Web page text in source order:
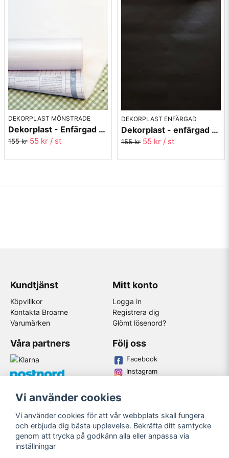
DEKORPLAST MÖNSTRADE
Dekorplast - Enfärgad vit blank yta - 45x200cm
155 kr 55 kr / st
DEKORPLAST ENFÄRGAD
Dekorplast - enfärgad svart matt yta 45 x 200 cm
155 kr 55 kr / st
Kundtjänst
Köpvillkor
Kontakta Broarne
Varumärken
Mitt konto
Logga in
Registrera dig
Glömt lösenord?
Våra partners Följ oss
Facebook
Instagram
© Copyright
Vi använder cookies
Vi använder cookies för att vår webbplats skall fungera
och erbjuda dig bästa upplevelse. Bekräfta ditt samtycke
genom att trycka på godkänn alla eller anpassa via
inställningar